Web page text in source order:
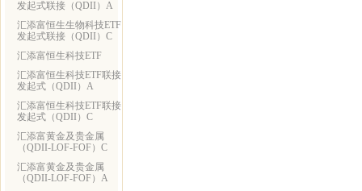
发起式联接（QDII）A
汇添富恒生生物科技ETF
发起式联接（QDII）C
汇添富恒生科技ETF
汇添富恒生科技ETF联接
发起式（QDII）A
汇添富恒生科技ETF联接
发起式（QDII）C
汇添富黄金及贵金属
（QDII-LOF-FOF）C
汇添富黄金及贵金属
（QDII-LOF-FOF）A